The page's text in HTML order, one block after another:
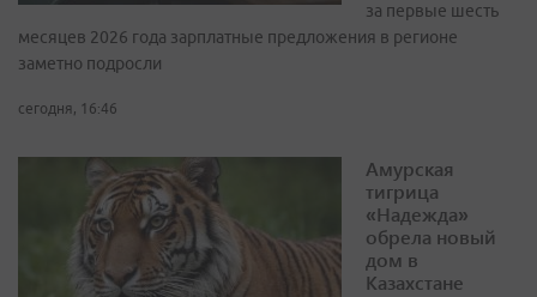
за первые шесть
месяцев 2026 года зарплатные предложения в регионе
заметно подросли
сегодня, 16:46
Амурская
тигрица
«Надежда»
обрела новый
дом в
Казахстане